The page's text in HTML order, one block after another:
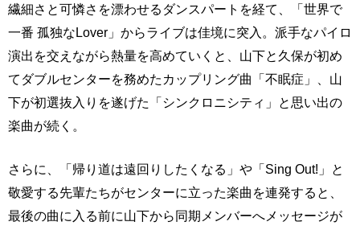
繊細さと可憐さを漂わせるダンスパートを経て、「世界で
一番 孤独なLover」からライブは佳境に突入。派手なパイロ
演出を交えながら熱量を高めていくと、山下と久保が初め
てダブルセンターを務めたカップリング曲「不眠症」、山
下が初選抜入りを遂げた「シンクロニシティ」と思い出の
楽曲が続く。
さらに、「帰り道は遠回りしたくなる」や「Sing Out!」と
敬愛する先輩たちがセンターに立った楽曲を連発すると、
最後の曲に入る前に山下から同期メンバーへメッセージが